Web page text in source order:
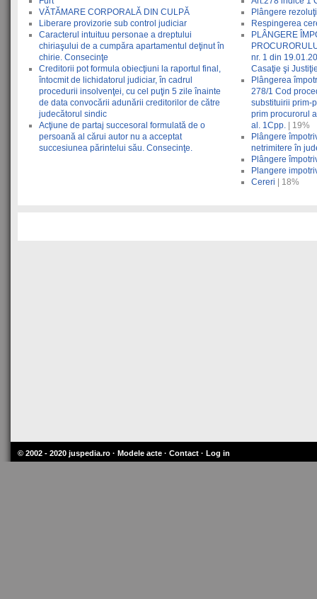
Plângere
Respingerea
PLÂNGERE
nr. 1 din
Casaţie şi
Plângerea
278/1 Cod
substituirii prim-
prim procurorul
al. 1Cpp. | 19%
Plângere
netrimitere în
Plângere
Plangere
Cereri | 18%
VĂTĂMARE CORPORALĂ DIN CULPĂ
Liberare provizorie sub control judiciar
Caracterul intuituu personae a dreptului
chiriaşului de a cumpăra apartamentul deţinut în
chirie. Consecinţe
Creditorii pot formula obiecţiuni la raportul final,
întocmit de lichidatorul judiciar, în cadrul
procedurii insolvenţei, cu cel puţin 5 zile înainte
de data convocării adunării creditorilor de către
judecătorul sindic
Acţiune de partaj succesoral formulată de o
persoană al cărui autor nu a acceptat
succesiunea părintelui său. Consecinţe.
© 2002 - 2020 juspedia.ro · Modele acte · Contact · Log in